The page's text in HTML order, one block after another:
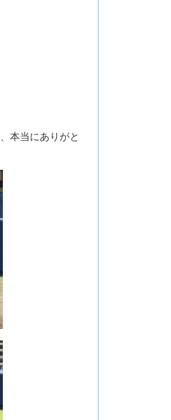
本当にありがと